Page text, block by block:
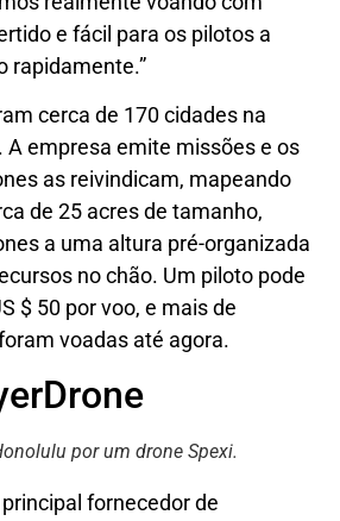
e fácil para os pilotos a
rapidamente.”
cerca de 170 cidades na
A empresa emite missões e os
as reivindicam, mapeando
de 25 acres de tamanho,
a uma altura pré-organizada
no chão. Um piloto pode
$ 50 por voo, e mais de
voadas até agora.
por um drone Spexi.
principal fornecedor de